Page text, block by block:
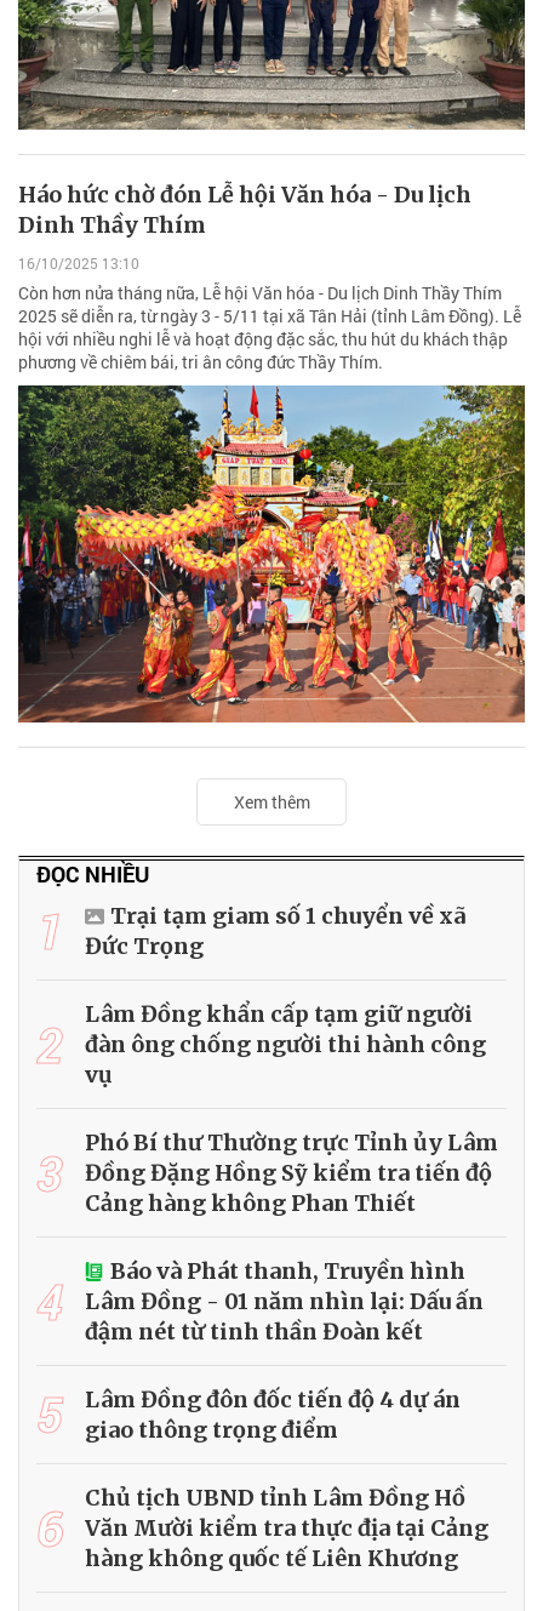
Háo hức chờ đón Lễ hội Văn hóa - Du lịch
Dinh Thầy Thím
16/10/2025 13:10
Còn hơn nửa tháng nữa, Lễ hội Văn hóa - Du lịch Dinh Thầy Thím
2025 sẽ diễn ra, từ ngày 3 - 5/11 tại xã Tân Hải (tỉnh Lâm Đồng). Lễ
hội với nhiều nghi lễ và hoạt động đặc sắc, thu hút du khách thập
phương về chiêm bái, tri ân công đức Thầy Thím.
Xem thêm
ĐỌC NHIỀU
1
Trại tạm giam số 1 chuyển về xã
Đức Trọng
2
Lâm Đồng khẩn cấp tạm giữ người
đàn ông chống người thi hành công
vụ
3
Phó Bí thư Thường trực Tỉnh ủy Lâm
Đồng Đặng Hồng Sỹ kiểm tra tiến độ
Cảng hàng không Phan Thiết
4
Báo và Phát thanh, Truyền hình
Lâm Đồng - 01 năm nhìn lại: Dấu ấn
đậm nét từ tinh thần Đoàn kết
5
Lâm Đồng đôn đốc tiến độ 4 dự án
giao thông trọng điểm
6
Chủ tịch UBND tỉnh Lâm Đồng Hồ
Văn Mười kiểm tra thực địa tại Cảng
hàng không quốc tế Liên Khương